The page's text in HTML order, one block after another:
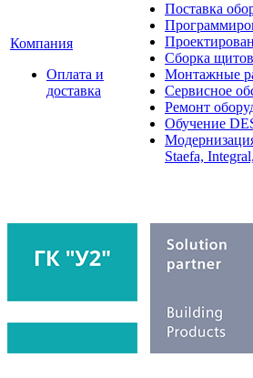
Компания
Оплата и
доставка
Поставка
Сборка щитов
Монтажные
Сервисное
Ремонт
Обучение
Staefa,